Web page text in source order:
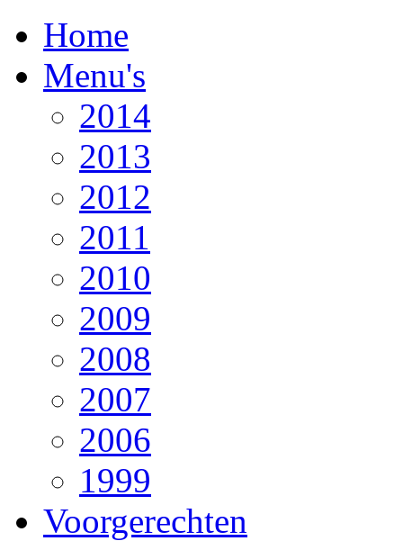
Home
Menu's
2014
2013
2012
2011
2010
2009
2008
2007
2006
1999
Voorgerechten